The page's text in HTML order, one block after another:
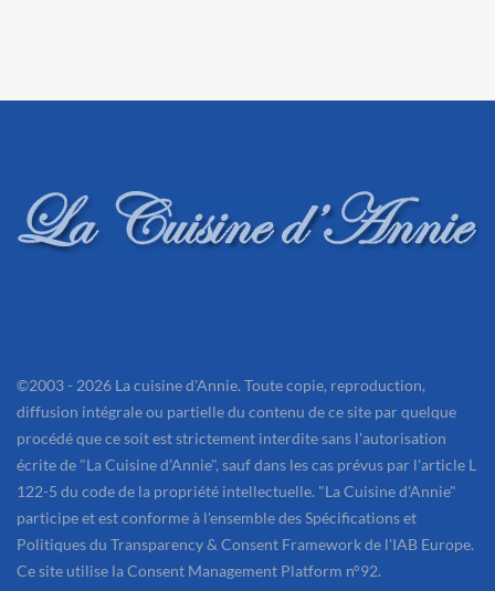
©2003 - 2026 La cuisine d'Annie. Toute copie, reproduction,
diffusion intégrale ou partielle du contenu de ce site par quelque
procédé que ce soit est strictement interdite sans l'autorisation
écrite de "La Cuisine d'Annie", sauf dans les cas prévus par l'article L
122-5 du code de la propriété intellectuelle. "La Cuisine d'Annie"
participe et est conforme à l'ensemble des Spécifications et
Politiques du Transparency & Consent Framework de l'IAB Europe.
Ce site utilise la Consent Management Platform n°92.